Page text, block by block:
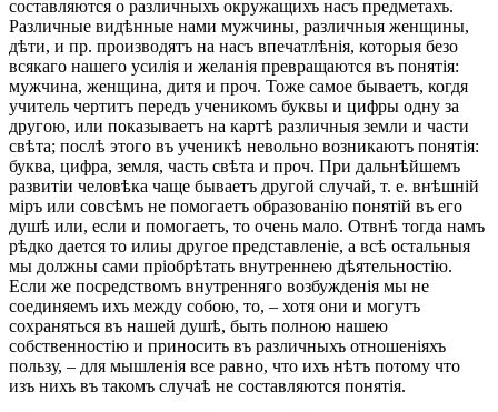
составляются о различныхъ окружащихъ насъ предметахъ.
Различные видѣнные нами мужчины, различныя женщины,
дѣти, и пр. производятъ на насъ впечатлѣнія, которыя безо
всякаго нашего усилія и желанія превращаются въ понятія:
мужчина, женщина, дитя и проч. Тоже самое бываетъ, когдя
учитель чертитъ передъ ученикомъ буквы и цифры одну за
другою, или показываетъ на картѣ различныя земли и части
свѣта; послѣ этого въ ученикѣ невольно возникаютъ понятія:
буква, цифра, земля, часть свѣта и проч. При дальнѣйшемъ
развитіи человѣка чаще бываетъ другой случай, т. е. внѣшній
міръ или совсѣмъ не помогаетъ образованію понятій въ его
душѣ или, если и помогаетъ, то очень мало. Отвнѣ тогда намъ
рѣдко дается то илиы другое представленіе, а всѣ остальныя
мы должны сами пріобрѣтать внутреннею дѣятельностію.
Если же посредствомъ внутренняго возбужденія мы не
соединяемъ ихъ между собою, то, – хотя они и могутъ
сохраняться въ нашей душѣ, быть полною нашею
собственностію и приносить въ различныхъ отношеніяхъ
пользу, – для мышленія все равно, что ихъ нѣтъ потому что
изъ нихъ въ такомъ случаѣ не составляются понятія.